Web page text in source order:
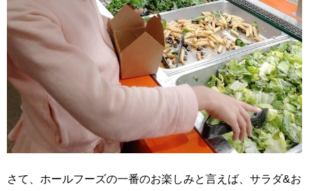
さて、ホールフーズの一番のお楽しみと言えば、サラダ&お